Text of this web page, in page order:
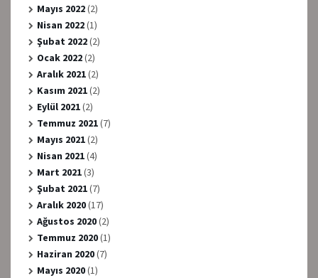
Mayıs 2022(2)
Nisan 2022(1)
Şubat 2022(2)
Ocak 2022(2)
Aralık 2021(2)
Kasım 2021(2)
Eylül 2021(2)
Temmuz 2021(7)
Mayıs 2021(2)
Nisan 2021(4)
Mart 2021(3)
Şubat 2021(7)
Aralık 2020(17)
Ağustos 2020(2)
Temmuz 2020(1)
Haziran 2020(7)
Mayıs 2020(1)